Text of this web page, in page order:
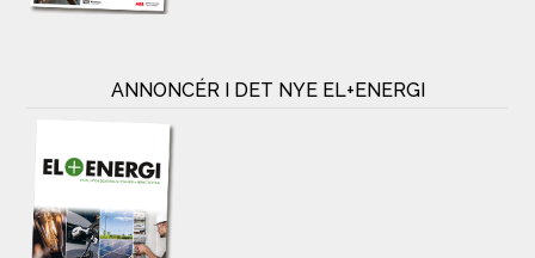
ANNONCÉR I DET NYE EL+ENERGI